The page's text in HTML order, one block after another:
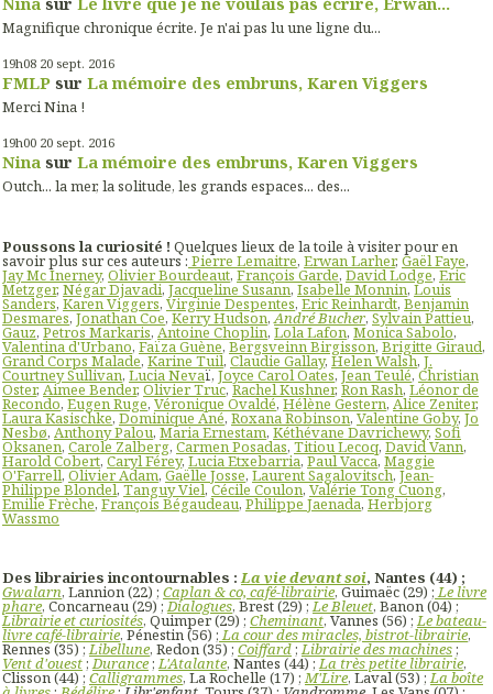
Magnifique chronique écrite. Je n'ai pas lu une ligne du...
19h08 20 sept. 2016
FMLP sur La mémoire des embruns, Karen Viggers
Merci Nina !
19h00 20 sept. 2016
Nina sur La mémoire des embruns, Karen Viggers
Outch... la mer, la solitude, les grands espaces... des...
Poussons la curiosité ! Quelques lieux de la toile à visiter pour en
savoir plus sur ces auteurs : Pierre Lemaitre, Erwan Larher, Gaël Faye,
Jay Mc Inerney, Olivier Bourdeaut,François Garde,David Lodge,Eric
Metzger,Négar Djavadi,Jacqueline Susann,Isabelle Monnin,Louis
Sanders, Karen Viggers,Virginie Despentes,Eric Reinhardt,Benjamin
Desmares,Jonathan Coe,Kerry Hudson,André Bucher,Sylvain Pattieu,
Gauz,Petros Markaris,Antoine Choplin, Lola Lafon,Monica Sabolo,
Valentina d'Urbano,Faïza Guène,Bergsveinn Birgisson,Brigitte Giraud,
Grand Corps Malade,Karine Tuil,Claudie Gallay,Helen Walsh,J.
Courtney Sullivan,Lucia Nevaï,Joyce Carol Oates,Jean Teulé,Christian
Oster,Aimee Bender,Olivier Truc,Rachel Kushner, Ron Rash,Léonor de
Recondo,Eugen Ruge,Véronique Ovaldé,Hélène Gestern,Alice Zeniter,
Laura Kasischke,Dominique Ané,Roxana Robinson,Valentine Goby,Jo
Nesbø,Anthony Palou,Maria Ernestam,Kéthévane Davrichewy,Sofi
Oksanen,Carole Zalberg,Carmen Posadas,Titiou Lecoq,David Vann,
Harold Cobert,Caryl Férey,Lucia Etxebarria,Paul Vacca, Maggie
O'Farrell,Olivier Adam,Gaëlle Josse,Laurent Sagalovitsch,Jean-
Philippe Blondel,Tanguy Viel,Cécile Coulon,Valérie Tong Cuong,
Emilie Frèche,François Bégaudeau,Philippe Jaenada,Herbjorg
Wassmo
Des librairies incontournables :La vie devant soi, Nantes (44) ;
Gwalarn, Lannion (22) ; Caplan & co, café-librairie, Guimaëc (29) ;Le livre
phare, Concarneau (29) ;Dialogues, Brest (29) ;Le Bleuet, Banon (04) ;
Librairie et curiosités, Quimper (29) ; Cheminant, Vannes (56) ;Le bateau-
livre café-librairie, Pénestin (56) ;La cour des miracles, bistrot-librairie,
Rennes (35) ;Libellune, Redon (35) ;Coiffard;Librairie des machines;
Vent d'ouest;Durance;L'Atalante, Nantes (44) ;La très petite librairie,
Clisson (44) ;Calligrammes, La Rochelle (17) ;M'Lire, Laval (53) ;La boîte